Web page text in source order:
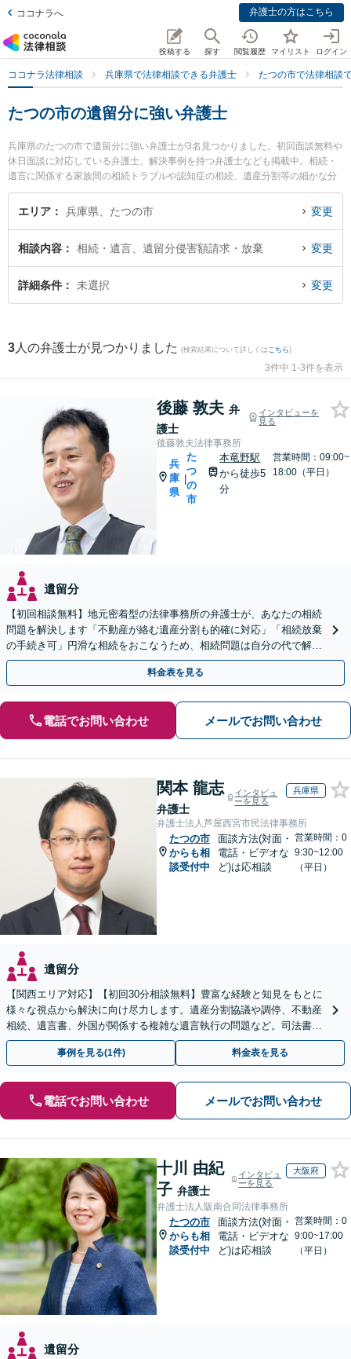
ココナラへ 弁護士の方はこちら
投稿する 探す 閲覧履歴 マイリスト ログイン
ココナラ法律相談 兵庫県で法律相談できる弁護士 たつの市で法律相談
たつの市の遺留分に強い弁護士
兵庫県のたつの市で遺留分に強い弁護士が3名見つかりました。初回面談無料や
休日面談に対応している弁護士、解決事例を持つ弁護士なども掲載中。相続・
遺言に関係する家族間の相続トラブルや認知症の相続、遺産分割等の細かな分
野での絞り込み検索もでき便利です。特に後藤敦夫法律事務所の後藤 敦夫弁護
士や西はりま法律事務所の佐古井 啓太弁護士、後藤敦夫法律事務所の是澤 雄一
い』『遺留分のトラブル解決の実績豊富な近くの弁護士を検索したい』『初回
相談無料で遺留分を法律相談できるたつの市内の弁護士に相談予約したい』な
どでお困りの相談者さんにおすすめです。
エリア 兵庫県、たつの市 変更
相談内容 相続・遺言、遺留分侵害額請求・放棄 変更
詳細条件 未選択 変更
3 人の弁護士が見つかりました (検索結果について詳しくは こちら)
3件中 1-3件を表示
後藤 敦夫 弁
護士
インタビューを
見る
後藤敦夫法律事務所
兵
庫
県
|
た
つ
の
市
本竜野駅
から徒歩5
分
営業時間：09:00~
18:00（平日）
遺留分
【初回相談無料】地元密着型の法律事務所の弁護士が、あなたの相続
問題を解決します「不動産が絡む遺産分割も的確に対応」「相続放棄
の手続き可」円滑な相続をおこなうため、相続問題は自分の代で解決
しましょう【完全個室制】【本竜野駅5分】
料金表を見る
電話でお問い合わせ メールでお問い合わせ
関本 龍志
弁護士
インタビュ
ーを見る
兵庫県
弁護士法人芦屋西宮市民法律事務所
たつの市
からも相
談受付中
面談方法(対面・
電話・ビデオな
ど)は応相談
営業時間：0
9:30~12:00
（平日）
遺留分
【関西エリア対応】【初回30分相談無料】豊富な経験と知見をもとに
様々な視点から解決に向け尽力します。遺産分割協議や調停、不動産
相続、遺言書、外国が関係する複雑な遺言執行の問題など。司法書士
や税理士とも連携し、円滑な解決を【オンライン面談可】
事例を見る(1件) 料金表を見る
電話でお問い合わせ メールでお問い合わせ
十川 由紀
子 弁護士
インタビュ
ーを見る
大阪府
弁護士法人阪南合同法律事務所
たつの市
からも相
談受付中
面談方法(対面・
電話・ビデオな
ど)は応相談
営業時間：0
9:00~17:00
（平日）
遺留分